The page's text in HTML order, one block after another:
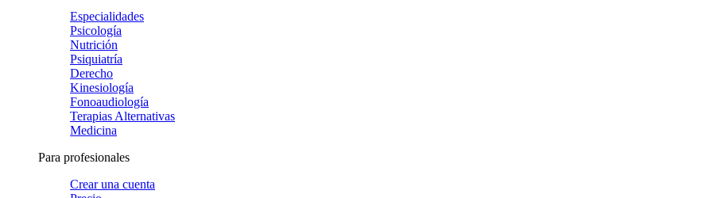
Especialidades
Psicología
Nutrición
Psiquiatría
Derecho
Kinesiología
Fonoaudiología
Terapias Alternativas
Medicina
Para profesionales
Crear una cuenta